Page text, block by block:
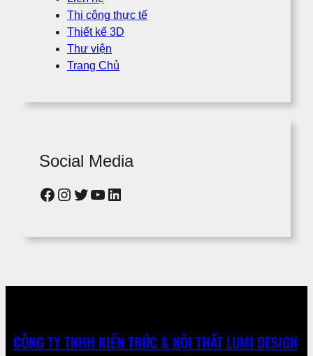
Thi công thực tế
Thiết kế 3D
Thư viện
Trang Chủ
Social Media
Facebook Instagram Twitter YouTube LinkedIn
CÔNG TY TNHH KIẾN TRÚC & NỘI THẤT LUMI DESIGN